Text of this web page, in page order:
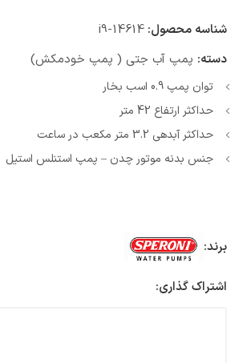
شناسه محصول: i9-14614
دسته: پمپ آب جتی ( پمپ خودمکش)
توان پمپ 0.9 اسب بخار
حداکثر ارتفاع 42 متر
حداکثر آبدهی 3.2 متر مکعب در ساعت
جنس بدنه موتور چدن – پمپ استنلس استیل
برند:
اشتراک گذاری: